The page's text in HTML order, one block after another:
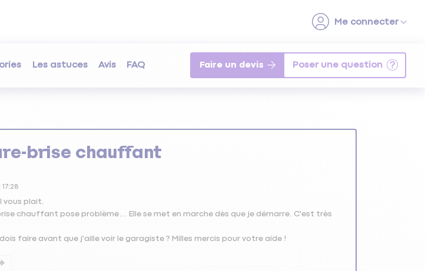
Les astuces Avis FAQ Faire un devis
brise chauffant
17:28
vous plait.
chauffant pose problème… Elle se met en marche dès que je démarre. C'est très
faire avant que j'aille voir le garagiste ? Milles mercis pour votre aide !